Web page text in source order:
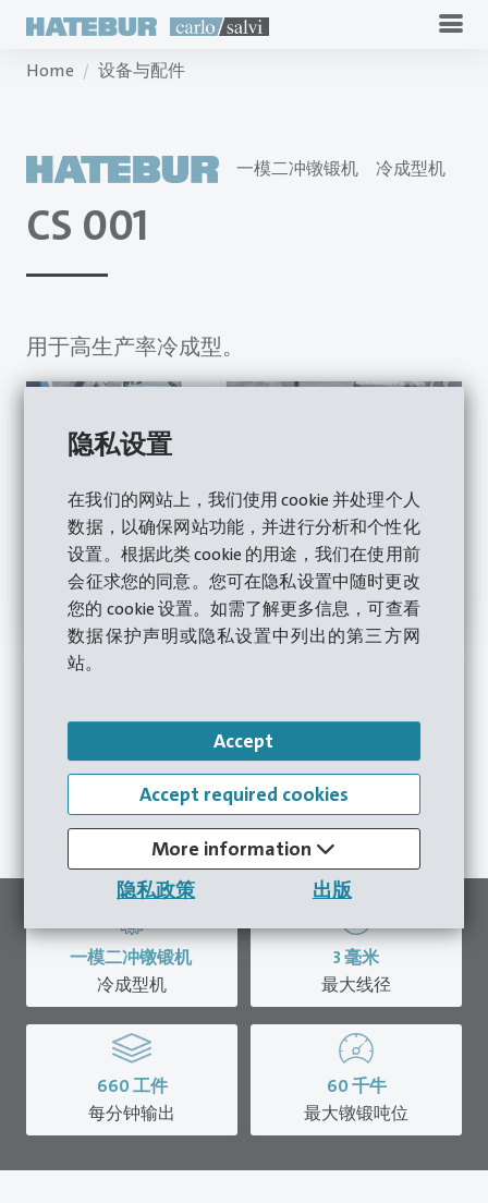
隐私设置
在我们的网站上，我们使用 cookie 并处理个人
数据，以确保网站功能，并进行分析和个性化
设置。根据此类 cookie 的用途，我们在使用前
会征求您的同意。您可在隐私设置中随时更改
您的 cookie 设置。如需了解更多信息，可查看
数据保护声明或隐私设置中列出的第三方网
站。
Accept
Accept required cookies
More information
隐私政策
出版
Home 设备与配件
一模二冲镦锻机 冷成型机
CS 001
用于高生产率冷成型。
Jetzt Beratung anfordern
Zum Kontaktformular
一模二冲镦锻机
冷成型机
3毫米
最大线径
660工件
每分钟输出
60千牛
最大镦锻吨位